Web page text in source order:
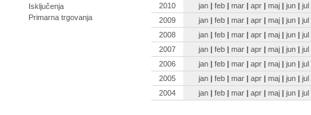
Isključenja
Primarna trgovanja
2010
jan | feb | mar | apr | maj | jun | jul
2009
jan | feb | mar | apr | maj | jun | jul
2008
jan | feb | mar | apr | maj | jun | jul
2007
jan | feb | mar | apr | maj | jun | jul
2006
jan | feb | mar | apr | maj | jun | jul
2005
jan | feb | mar | apr | maj | jun | jul
2004
jan | feb | mar | apr | maj | jun | jul